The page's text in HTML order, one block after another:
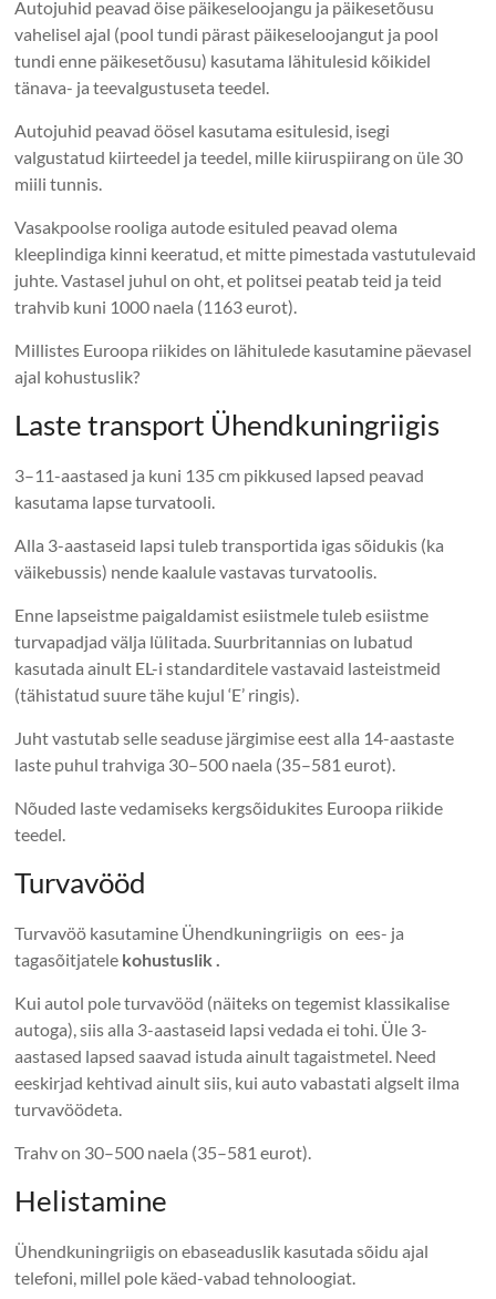
Autojuhid peavad öise päikeseloojangu ja päikesetõusu
vahelisel ajal (pool tundi pärast päikeseloojangut ja pool
tundi enne päikesetõusu) kasutama lähitulesid kõikidel
tänava- ja teevalgustuseta teedel.
Autojuhid peavad öösel kasutama esitulesid, isegi
valgustatud kiirteedel ja teedel, mille kiiruspiirang on üle 30
miili tunnis.
Vasakpoolse rooliga autode esituled peavad olema
kleeplindiga kinni keeratud, et mitte pimestada vastutulevaid
juhte. Vastasel juhul on oht, et politsei peatab teid ja teid
trahvib kuni 1000 naela (1163 eurot).
Millistes Euroopa riikides on lähitulede kasutamine päevasel
ajal kohustuslik?
Laste transport Ühendkuningriigis
3–11-aastased ja kuni 135 cm pikkused lapsed peavad
kasutama lapse turvatooli.
Alla 3-aastaseid lapsi tuleb transportida igas sõidukis (ka
väikebussis) nende kaalule vastavas turvatoolis.
Enne lapseistme paigaldamist esiistmele tuleb esiistme
turvapadjad välja lülitada. Suurbritannias on lubatud
kasutada ainult EL-i standarditele vastavaid lasteistmeid
(tähistatud suure tähe kujul ‘E’ ringis).
Juht vastutab selle seaduse järgimise eest alla 14-aastaste
laste puhul trahviga 30–500 naela (35–581 eurot).
Nõuded laste vedamiseks kergsõidukites Euroopa riikide
teedel.
Turvavööd
Turvavöö kasutamine Ühendkuningriigis on ees- ja
tagasõitjatele kohustuslik .
Kui autol pole turvavööd (näiteks on tegemist klassikalise
autoga), siis alla 3-aastaseid lapsi vedada ei tohi. Üle 3-
aastased lapsed saavad istuda ainult tagaistmetel. Need
eeskirjad kehtivad ainult siis, kui auto vabastati algselt ilma
turvavöödeta.
Trahv on 30–500 naela (35–581 eurot).
Helistamine
Ühendkuningriigis on ebaseaduslik kasutada sõidu ajal
telefoni, millel pole käed-vabad tehnoloogiat.